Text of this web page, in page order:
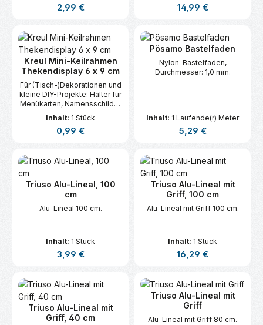
Regulärer Preis:
2,99 €
Regulärer Preis:
14,99 €
Kreul Mini-Keilrahmen
Thekendisplay 6 x 9 cm
Für (Tisch-)Dekorationen und
kleine DIY-Projekte: Halter für
Menükarten, Namensschilder
und Mini-Bilder.
Inhalt: 1 Stück
Regulärer Preis:
0,99 €
Pösamo Bastelfaden
Nylon-Bastelfaden,
Durchmesser: 1,0 mm.
Inhalt: 1 Laufende(r) Meter
Regulärer Preis:
5,29 €
Triuso Alu-Lineal, 100
cm
Alu-Lineal 100 cm.
Inhalt: 1 Stück
Regulärer Preis:
3,99 €
Triuso Alu-Lineal mit
Griff, 100 cm
Alu-Lineal mit Griff 100 cm.
Inhalt: 1 Stück
Regulärer Preis:
16,29 €
Triuso Alu-Lineal mit
Griff, 40 cm
Triuso Alu-Lineal mit
Griff
Alu-Lineal mit Griff 80 cm.